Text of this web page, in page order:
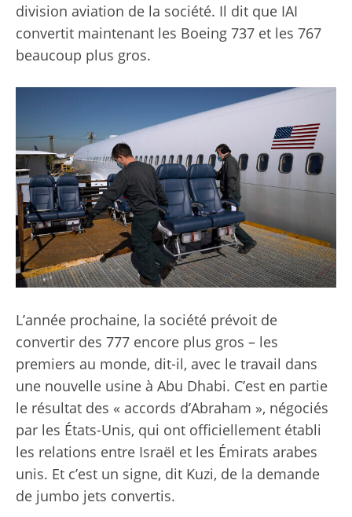
division aviation de la société. Il dit que IAI
convertit maintenant les Boeing 737 et les 767
beaucoup plus gros.
L’année prochaine, la société prévoit de
convertir des 777 encore plus gros – les
premiers au monde, dit-il, avec le travail dans
une nouvelle usine à Abu Dhabi. C’est en partie
le résultat des « accords d’Abraham », négociés
par les États-Unis, qui ont officiellement établi
les relations entre Israël et les Émirats arabes
unis. Et c’est un signe, dit Kuzi, de la demande
de jumbo jets convertis.